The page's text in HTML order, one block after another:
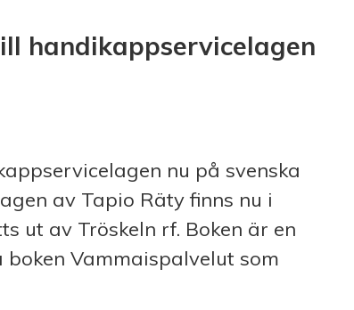
handikappservicelagen
nu på svenska
av Tapio Räty finns nu i
ut av Tröskeln rf. Boken är en
Vammaispalvelut som